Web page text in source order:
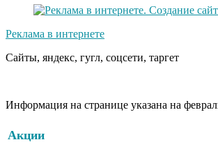
Реклама в интернете
Сайты, яндекс, гугл, соцсети, таргет
Информация на странице указана на
Акции